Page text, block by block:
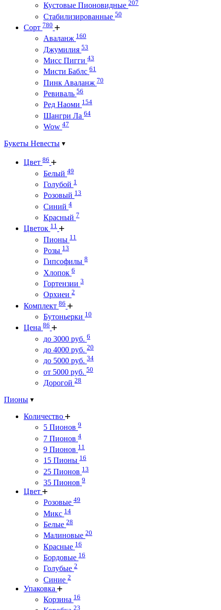
Кустовые Пионовидные 207
Стабилизированные 50
Сорт 780
Аваланж 160
Джумилия 53
Мисс Пигги 43
Мисти Баблс 61
Пинк Аваланж 70
Ревиваль 56
Ред Наоми 154
Шангри Ла 64
Wow 47
Букеты Невесты
Цвет 86
Белый 49
Голубой 1
Розовый 13
Синий 4
Красный 7
Цветок 11
Пионы 11
Розы 13
Гипсофилы 8
Хлопок 6
Гортензии 3
Орхиеи 2
Комплект 86
Бутоньерки 10
Цена 86
до 3000 руб. 6
до 4000 руб. 20
до 5000 руб. 34
от 5000 руб. 50
Дорогой 28
Пионы
Количество
5 Пионов 9
7 Пионов 4
9 Пионов 11
15 Пионы 16
25 Пионов 13
35 Пионов 9
Цвет
Розовые 49
Микс 14
Белые 28
Малиновые 20
Красные 16
Бордовые 16
Голубые 2
Синие 2
Упаковка
Корзина 16
23